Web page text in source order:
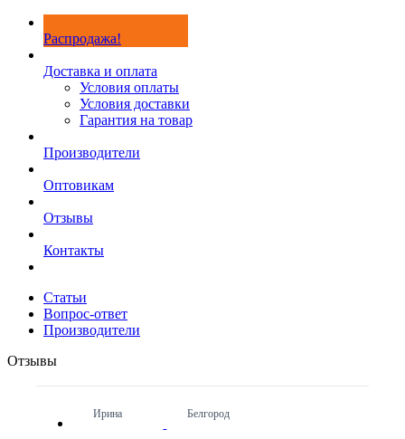
Распродажа!
Доставка и оплата
Условия оплаты
Условия доставки
Гарантия на товар
Производители
Оптовикам
Отзывы
Контакты
Статьи
Вопрос-ответ
Производители
Отзывы
Ирина Белгород